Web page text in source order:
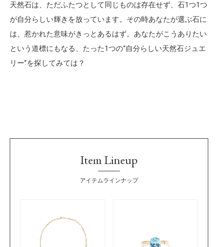
天然石は、ただふたつとして同じものは存在せず、石1つ1つ
が自分らしい輝きを放っています。その時あなたが選ぶ石に
は、惹かれた意味がきっとあるはず。あなたがこうありたい
という道標にもなる、たった1つの“自分らしい天然石ジュエ
リー”を探してみては？
Item Lineup
アイテムラインナップ